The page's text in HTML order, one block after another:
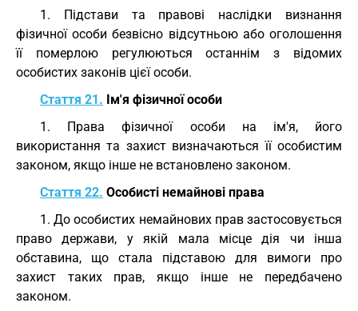
1. Підстави та правові наслідки визнання
фізичної особи безвісно відсутньою або оголошення
її померлою регулюються останнім з відомих
особистих законів цієї особи.
Стаття 21. Ім'я фізичної особи
1. Права фізичної особи на ім'я, його
використання та захист визначаються її особистим
законом, якщо інше не встановлено законом.
Стаття 22. Особисті немайнові права
1. До особистих немайнових прав застосовується
право держави, у якій мала місце дія чи інша
обставина, що стала підставою для вимоги про
захист таких прав, якщо інше не передбачено
законом.